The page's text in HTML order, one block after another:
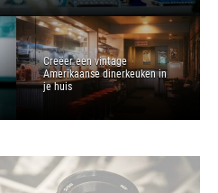
Creëer een vintage
Amerikaanse dinerkeuken in
je huis